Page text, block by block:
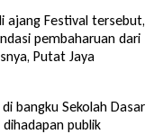
ajang Festival tersebut,
pembaharuan dari
Putat Jaya
bangku Sekolah Dasar
publik